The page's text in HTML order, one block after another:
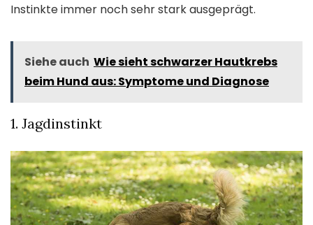
Instinkte immer noch sehr stark ausgeprägt.
Siehe auch Wie sieht schwarzer Hautkrebs
beim Hund aus: Symptome und Diagnose
1. Jagdinstinkt